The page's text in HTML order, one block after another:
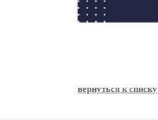
вернуться к списку